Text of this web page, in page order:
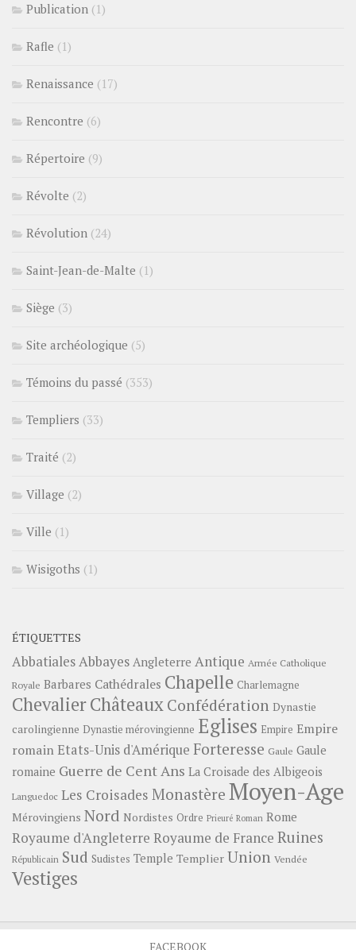
Publication (1)
Rafle (1)
Renaissance (17)
Rencontre (6)
Répertoire (9)
Révolte (2)
Révolution (24)
Saint-Jean-de-Malte (1)
Siège (3)
Site archéologique (5)
Témoins du passé (353)
Templiers (33)
Traité (2)
Village (2)
Ville (1)
Wisigoths (1)
ÉTIQUETTES
AbbatialesAbbayes Angleterre Antique Armée Catholique
Royale Barbares Cathédrales Chapelle Charlemagne
ChevalierChâteauxConfédération Dynastie
carolingienne Dynastie mérovingienne Eglises Empire Empire
romainEtats-Unis d'Amérique Forteresse Gaule Gaule
romaine Guerre de Cent Ans La Croisade des Albigeois
Languedoc Les Croisades Monastère Moyen-Age
Mérovingiens Nord Nordistes Ordre Prieuré Roman Rome
Royaume d'Angleterre Royaume de France Ruines
Républicain Sud Sudistes Temple Templier Union Vendée
Vestiges
FACEBOOK